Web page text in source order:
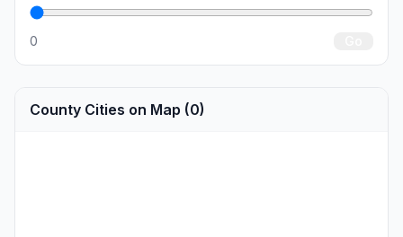
0
County Cities on Map (0)